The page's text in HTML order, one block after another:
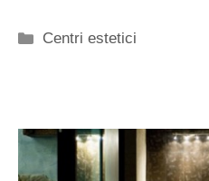
Categorie
Centri estetici